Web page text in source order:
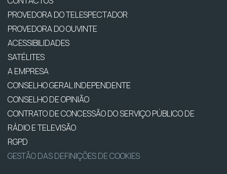
PROVEDORA DO TELESPECTADOR
PROVEDORA DO OUVINTE
ACESSIBILIDADES
SATÉLITES
A EMPRESA
CONSELHO GERAL INDEPENDENTE
CONSELHO DE OPINIÃO
CONTRATO DE CONCESSÃO DO SERVIÇO PÚBLICO DE
RÁDIO E TELEVISÃO
RGPD
GESTÃO DAS DEFINIÇÕES DE COOKIES